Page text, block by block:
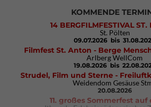
KOMMENDE
14 BERGFILMFESTIVAL ST.
St. Pölten
09.07.2026 bis
Filmfest St. Anton - Berge
Arlberg WellCom
19.08.2026 bis
Strudel, Film und Sterne -
Weidendom Gesäuse
20.08.2026
11. großes Sommerfest